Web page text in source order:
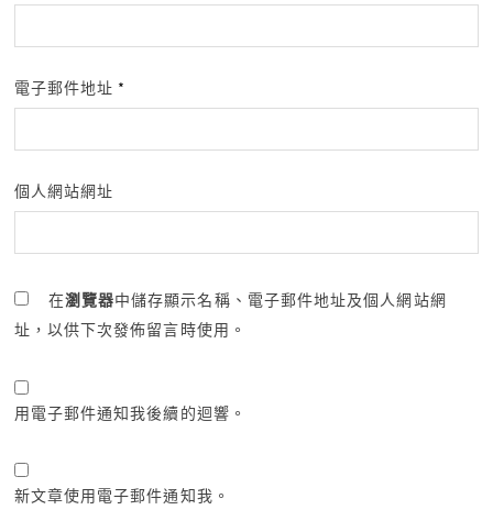
電子郵件地址 *
個人網站網址
在瀏覽器中儲存顯示名稱、電子郵件地址及個人網站網
址，以供下次發佈留言時使用。
用電子郵件通知我後續的迴響。
新文章使用電子郵件通知我。